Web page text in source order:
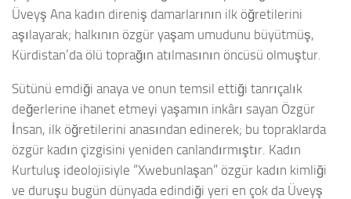
Üveyş Ana kadın direniş damarlarının ilk öğretilerini
aşılayarak; halkının özgür yaşam umudunu büyütmüş,
Kürdistan’da ölü toprağın atılmasının öncüsü olmuştur.
Sütünü emdiği anaya ve onun temsil ettiği tanrıçalık
değerlerine ihanet etmeyi yaşamın inkârı sayan Özgür
İnsan, ilk öğretilerini anasından edinerek; bu topraklarda
özgür kadın çizgisini yeniden canlandırmıştır. Kadın
Kurtuluş ideolojisiyle “Xwebunlaşan” özgür kadın kimliği
ve duruşu bugün dünyada edindiği yeri en çok da Üveyş